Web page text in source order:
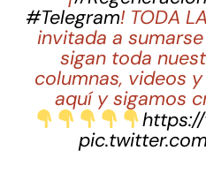
#Telegram! TODA
invitada a
sigan toda
columnas, videos
aquí y sigamos